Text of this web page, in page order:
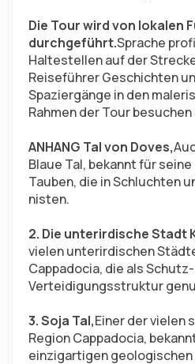
Die Tour wird von lokalen
durchgeführt.Sprache
Haltestellen auf der
Reiseführer Geschichten
Spaziergänge in den
Rahmen der Tour besuchen
ANHANG Tal von Doves,
Blaue Tal, bekannt für
Tauben, die in Schluchten
nisten.
2. Die unterirdische Stadt
vielen unterirdischen
Cappadocia, die als
Verteidigungsstruktur
3. Soja Tal,Einer der vielen
Region Cappadocia,
einzigartigen geologischen